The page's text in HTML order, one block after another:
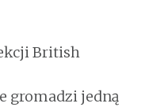
British
gromadzi jedną